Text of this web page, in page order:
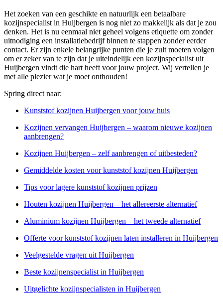
Het zoeken van een geschikte en natuurlijk een betaalbare
kozijnspecialist in Huijbergen is nog niet zo makkelijk als dat je zou
denken. Het is nu eenmaal niet geheel volgens etiquette om zonder
uitnodiging een installatiebedrijf binnen te stappen zonder eerder
contact. Er zijn enkele belangrijke punten die je zult moeten volgen
om er zeker van te zijn dat je uiteindelijk een kozijnspecialist uit
Huijbergen vindt die hart heeft voor jouw project. Wij vertellen je
met alle plezier wat je moet onthouden!
Spring direct naar:
Kunststof kozijnen Huijbergen voor jouw huis
Kozijnen vervangen Huijbergen – waarom nieuwe kozijnen
aanbrengen?
Kozijnen Huijbergen – zelf aanbrengen of uitbesteden?
Gemiddelde kosten voor kunststof kozijnen Huijbergen
Tips voor lagere kunststof kozijnen prijzen
Houten kozijnen Huijbergen – het allereerste alternatief
Aluminium kozijnen Huijbergen – het tweede alternatief
Offerte voor kunststof kozijnen laten installeren in Huijbergen
Veelgestelde vragen uit Huijbergen
Beste kozijnenspecialist in Huijbergen
Uitgelichte kozijnspecialisten in Huijbergen